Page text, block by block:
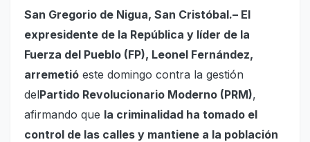
San Gregorio de Nigua, San Cristóbal.– El
expresidente de la República y líder de la
Fuerza del Pueblo (FP), Leonel Fernández,
arremetió este domingo contra la gestión
delPartido Revolucionario Moderno (PRM),
afirmando que la criminalidad ha tomado el
control de las calles y mantiene a la población